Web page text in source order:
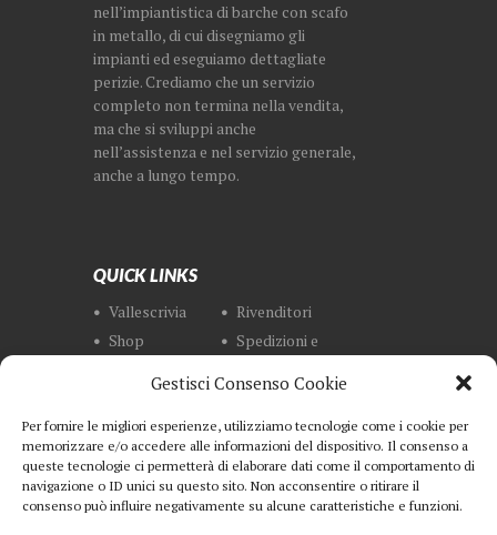
Gestisci Consenso Cookie
Per fornire le migliori esperienze, utilizziamo tecnologie come i cookie per
memorizzare e/o accedere alle informazioni del dispositivo. Il consenso a
queste tecnologie ci permetterà di elaborare dati come il comportamento di
navigazione o ID unici su questo sito. Non acconsentire o ritirare il
consenso può influire negativamente su alcune caratteristiche e funzioni.
nell’impiantistica di barche con scafo
in metallo, di cui disegniamo gli
impianti ed eseguiamo dettagliate
perizie. Crediamo che un servizio
completo non termina nella vendita,
ma che si sviluppi anche
nell’assistenza e nel servizio generale,
anche a lungo tempo.
QUICK LINKS
Vallescrivia
Rivenditori
Shop
Spedizioni e
Metodi di
Termini e
Privacy
Contatti